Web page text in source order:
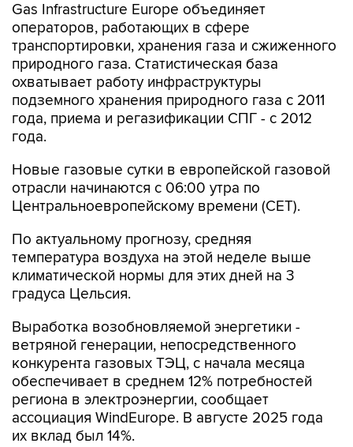
Gas Infrastructure Europe объединяет
операторов, работающих в сфере
транспортировки, хранения газа и сжиженного
природного газа. Статистическая база
охватывает работу инфраструктуры
подземного хранения природного газа с 2011
года, приема и регазификации СПГ - с 2012
года.
Новые газовые сутки в европейской газовой
отрасли начинаются c 06:00 утра по
Центральноевропейскому времени (CET).
По актуальному прогнозу, средняя
температура воздуха на этой неделе выше
климатической нормы для этих дней на 3
градуса Цельсия.
Выработка возобновляемой энергетики -
ветряной генерации, непосредственного
конкурента газовых ТЭЦ, с начала месяца
обеспечивает в среднем 12% потребностей
региона в электроэнергии, сообщает
ассоциация WindEurope. В августе 2025 года
их вклад был 14%.